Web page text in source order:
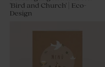
'Bird and Church' | Eco-
Design